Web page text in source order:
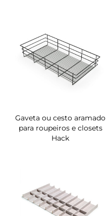
Gaveta ou cesto aramado
para roupeiros e closets
Hack